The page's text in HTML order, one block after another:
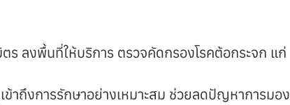
ลงพื้นที่ให้บริการ ตรวจคัดกรองโรคต้อกระจก แก่
ข้าถึงการรักษาอย่างเหมาะสม ช่วยลดปัญหาการมอง